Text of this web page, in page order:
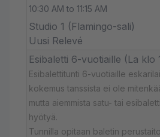
10:30 AM to 11:15 AM
Studio 1 (Flamingo-sali)
Uusi Relevé
Esibaletti 6-vuotiaille (La klo
Esibalettitunti 6-vuotiaille
kokemus tanssista ei ole
mutta aiemmista satu- tai
hyötyä.
Tunnilla opitaan baletin